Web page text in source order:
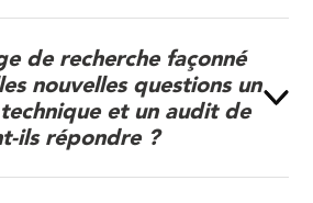
de recherche façonné
nouvelles questions un
et un audit de
ils répondre ?